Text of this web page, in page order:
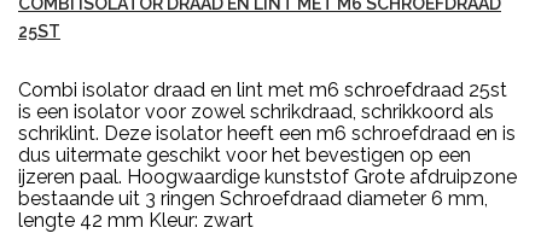
25ST
Combi isolator draad en lint met m6 schroefdraad 25st
is een isolator voor zowel schrikdraad, schrikkoord als
schriklint. Deze isolator heeft een m6 schroefdraad en is
dus uitermate geschikt voor het bevestigen op een
ijzeren paal. Hoogwaardige kunststof Grote afdruipzone
bestaande uit 3 ringen Schroefdraad diameter 6 mm,
lengte 42 mm Kleur: zwart